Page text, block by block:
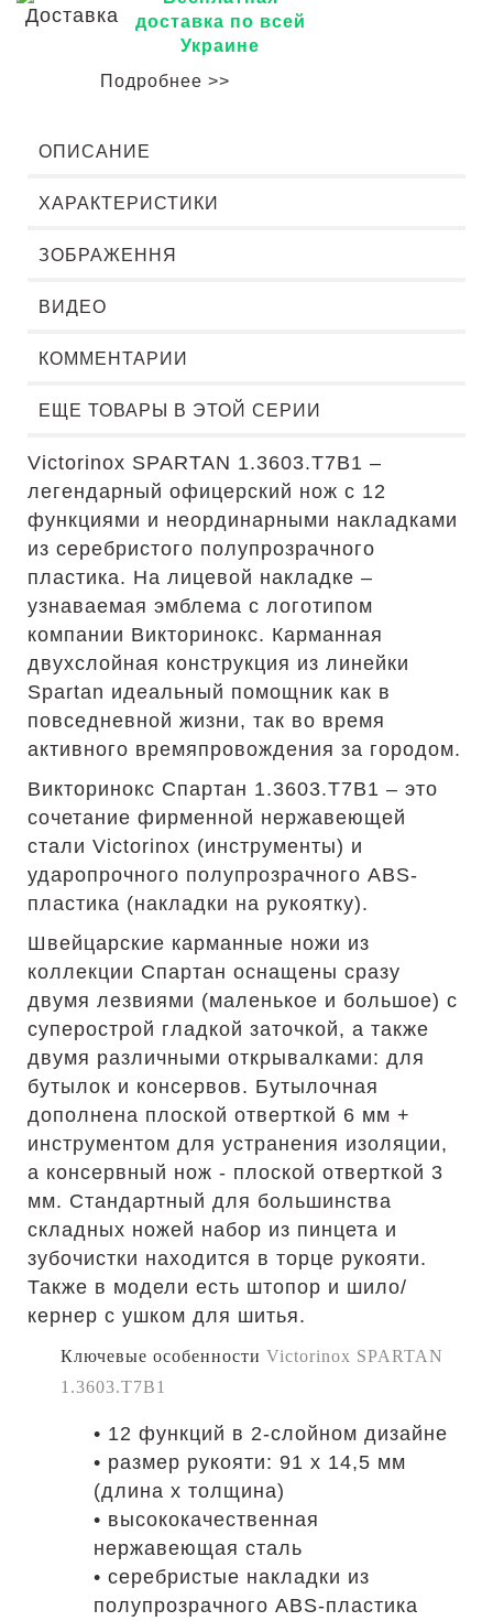
доставка по всей
Украине
Подробнее >>
ОПИСАНИЕ
ХАРАКТЕРИСТИКИ
ЗОБРАЖЕННЯ
ВИДЕО
КОММЕНТАРИИ
ЕЩЕ ТОВАРЫ В ЭТОЙ СЕРИИ
Victorinox SPARTAN 1.3603.T7B1 –
легендарный офицерский нож с 12
функциями и неординарными накладками
из серебристого полупрозрачного
пластика. На лицевой накладке –
узнаваемая эмблема с логотипом
компании Викторинокс. Карманная
двухслойная конструкция из линейки
Spartan идеальный помощник как в
повседневной жизни, так во время
активного времяпровождения за городом.
Викторинокс Спартан 1.3603.T7B1 – это
сочетание фирменной нержавеющей
стали Victorinox (инструменты) и
ударопрочного полупрозрачного ABS-
пластика (накладки на рукоятку).
Швейцарские карманные ножи из
коллекции Спартан оснащены сразу
двумя лезвиями (маленькое и большое) с
суперострой гладкой заточкой, а также
двумя различными открывалками: для
бутылок и консервов. Бутылочная
дополнена плоской отверткой 6 мм +
инструментом для устранения изоляции,
а консервный нож - плоской отверткой 3
мм. Стандартный для большинства
складных ножей набор из пинцета и
зубочистки находится в торце рукояти.
Также в модели есть штопор и шило/
кернер с ушком для шитья.
Ключевые особенности Victorinox SPARTAN
1.3603.T7B1
• 12 функций в 2-слойном дизайне
• размер рукояти: 91 х 14,5 мм
(длина х толщина)
• высококачественная
нержавеющая сталь
• серебристые накладки из
полупрозрачного ABS-пластика